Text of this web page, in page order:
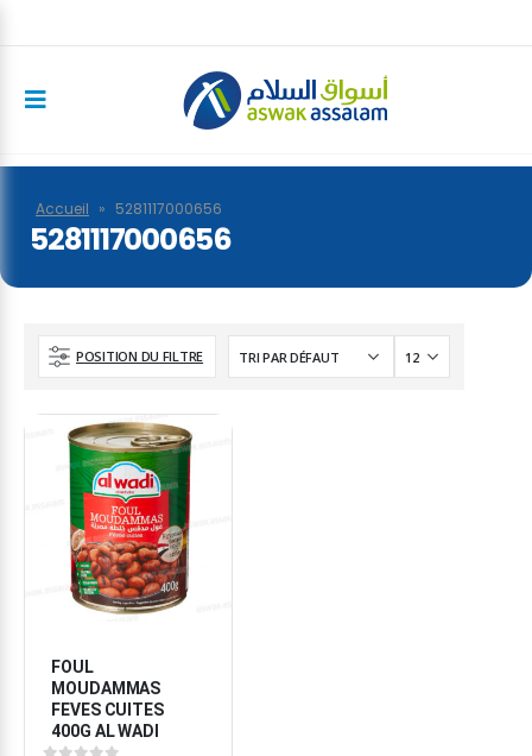
Accueil » 5281117000656
5281117000656
POSITION DU FILTRE
FOUL
MOUDAMMAS
FEVES CUITES
400G AL WADI